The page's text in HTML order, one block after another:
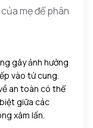
mẹ để phân
gây ảnh hưởng
vào tử cung.
an toàn có thể
giữa các
xâm lấn.